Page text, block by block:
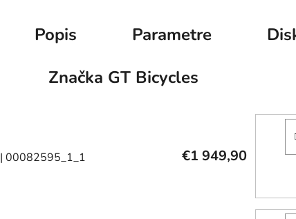
Popis Parametre
Značka GT Bicycles
| 00082595_1_1
€1 949,90